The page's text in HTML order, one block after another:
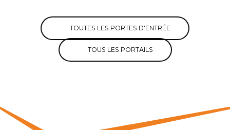
TOUTES LES PORTES D'ENTRÉE
TOUS LES PORTAILS